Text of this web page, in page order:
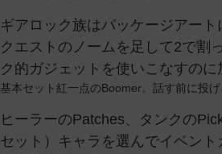
ギアロック族はパッケージアー
クエストのノームを足して2で割
ク的ガジェットを使いこなすの
基本セット紅一点のBoomer。話す前に投
ヒーラーのPatches、タンクの
セット）キャラを選んでイベン